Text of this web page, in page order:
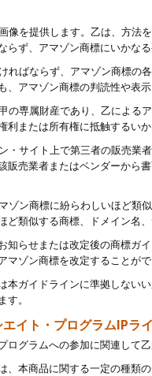
像を提供します。乙は、方
らず、アマゾン商標にいかな
ればならず、アマゾン商標
、アマゾン商標の判読性や表
の専属財産であり、乙による
利または所有権に抵触するい
・サイト上で第三者の販売
販売業者またはベンダーから
ゾン商標に紛らわしいほど類
ど類似する商標、ドメイン名
知らせまたは改定後の商標ガ
マゾン商標を改定することが
本ガイドラインに準拠しない
す。
エイト・プログラムIPラ
ログラムへの参加に関連して
、本商品に関する一定の種類